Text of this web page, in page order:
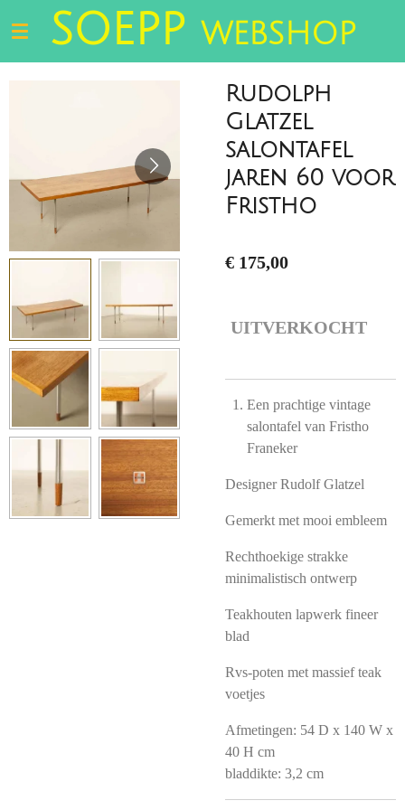
direct
naar
SOEPP WEBSHOP
Rudolph
Glatzel
salontafel
jaren 60 voor
Fristho
€ 175,00
UITVERKOCHT
Een prachtige vintage
salontafel van Fristho
Franeker
Designer Rudolf Glatzel
Gemerkt met mooi embleem
Rechthoekige strakke
minimalistisch ontwerp
Teakhouten lapwerk fineer
blad
Rvs-poten met massief teak
voetjes
Afmetingen: 54 D x 140 W x
40 H cm
bladdikte: 3,2 cm